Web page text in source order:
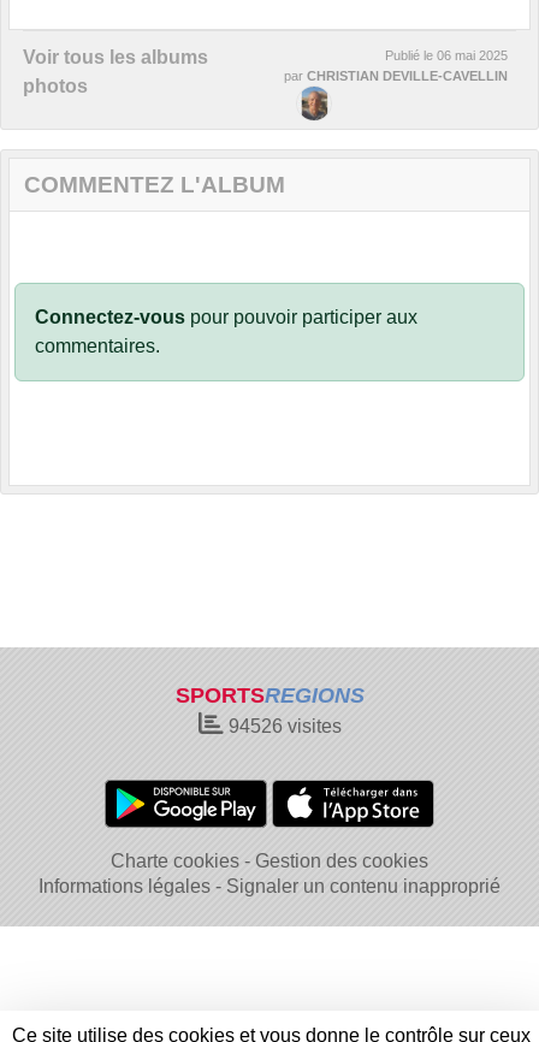
Voir tous les albums
photos
Publié le 06 mai 2025
par CHRISTIAN DEVILLE-CAVELLIN
COMMENTEZ L'ALBUM
Connectez-vous pour pouvoir participer aux
commentaires.
SPORTSREGIONS
94526visites
Charte cookies
Gestion des cookies
Informations légales
Signaler un contenu inapproprié
Ce site utilise des cookies et vous donne le contrôle sur ceux